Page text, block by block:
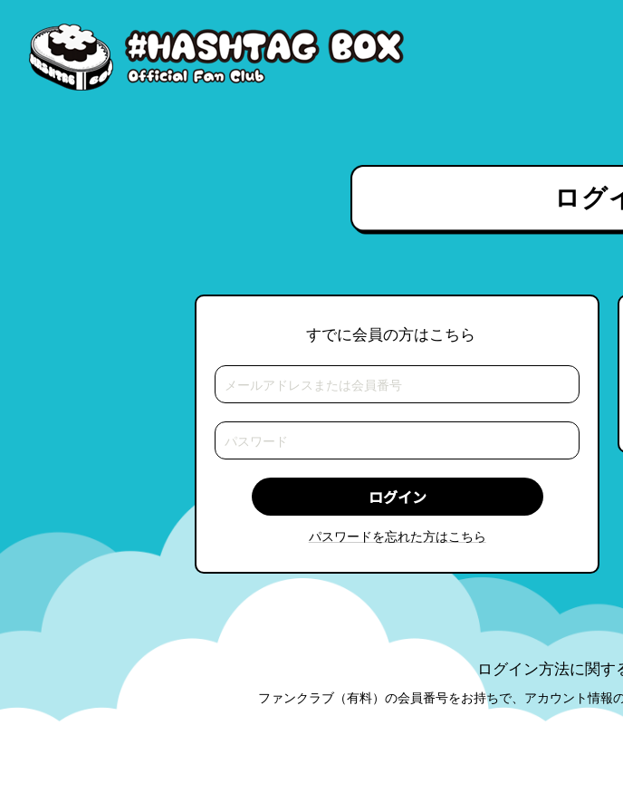
ログ
すでに会員の方はこちら
パスワードを忘れた方はこちら
ログイン方法に関
ファンクラブ（有料）の会員番号をお持ちで、アカウント情報